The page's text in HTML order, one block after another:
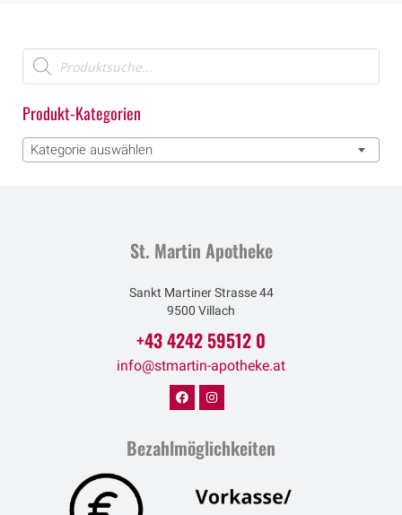
Produkt-Kategorien
Kategorie auswählen
St. Martin Apotheke
Sankt Martiner Strasse 44
9500 Villach
+43 4242 59512 0
info@stmartin-apotheke.at
Bezahlmöglichkeiten